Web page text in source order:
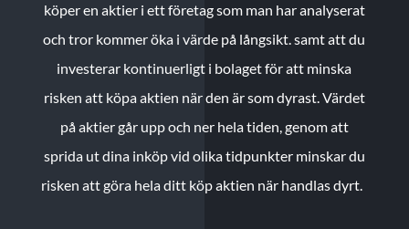
köper en aktier i ett företag som man har analyserat
och tror kommer öka i värde på långsikt. samt att du
investerar kontinuerligt i bolaget för att minska
risken att köpa aktien när den är som dyrast. Värdet
på aktier går upp och ner hela tiden, genom att
sprida ut dina inköp vid olika tidpunkter minskar du
risken att göra hela ditt köp aktien när handlas dyrt.